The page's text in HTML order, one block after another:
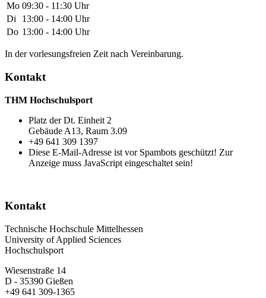
Mo 09:30 - 11:30 Uhr
Di
13:00 - 14:00 Uhr
Do 13:00 - 14:00 Uhr
In der vorlesungsfreien Zeit nach Vereinbarung.
Kontakt
THM Hochschulsport
Platz der Dt. Einheit 2
Gebäude A13, Raum 3.09
+49 641 309 1397
Diese E-Mail-Adresse ist vor Spambots geschützt! Zur
Anzeige muss JavaScript eingeschaltet sein!
Kontakt
Technische Hochschule Mittelhessen
University of Applied Sciences
Hochschulsport
Wiesenstraße 14
D - 35390 Gießen
+49 641 309-1365